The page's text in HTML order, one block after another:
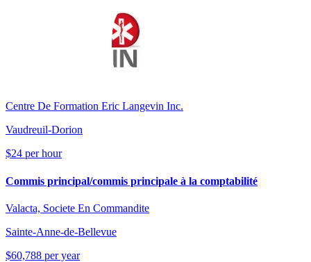
Centre De Formation Eric Langevin Inc.
Vaudreuil-Dorion
$24 per hour
Commis principal/commis principale à la comptabilité
Valacta, Societe En Commandite
Sainte-Anne-de-Bellevue
$60,788 per year